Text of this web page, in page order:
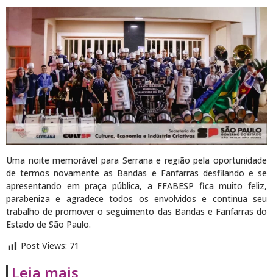
Uma noite memorável para Serrana e região pela oportunidade
de termos novamente as Bandas e Fanfarras desfilando e se
apresentando em praça pública, a FFABESP fica muito feliz,
parabeniza e agradece todos os envolvidos e continua seu
trabalho de promover o seguimento das Bandas e Fanfarras do
Estado de São Paulo.
Post Views: 71
Leia mais